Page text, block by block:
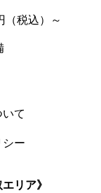
（税込） ～
て
ー
リア》